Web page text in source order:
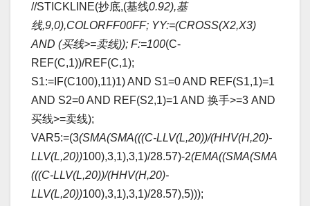
//STICKLINE(抄底,(基线0.92),基
线,9,0),COLORFF00FF; YY:=(CROSS(X2,X3)
AND (买线>=卖线)); F:=100(C-
REF(C,1))/REF(C,1);
S1:=IF(C100),11)1) AND S1=0 AND REF(S1,1)=1
AND S2=0 AND REF(S2,1)=1 AND 换手>=3 AND
买线>=卖线);
VAR5:=(3(SMA(SMA(((C-LLV(L,20))/(HHV(H,20)-
LLV(L,20))100),3,1),3,1)/28.57)-2(EMA((SMA(SMA
(((C-LLV(L,20))/(HHV(H,20)-
LLV(L,20))100),3,1),3,1)/28.57),5)));